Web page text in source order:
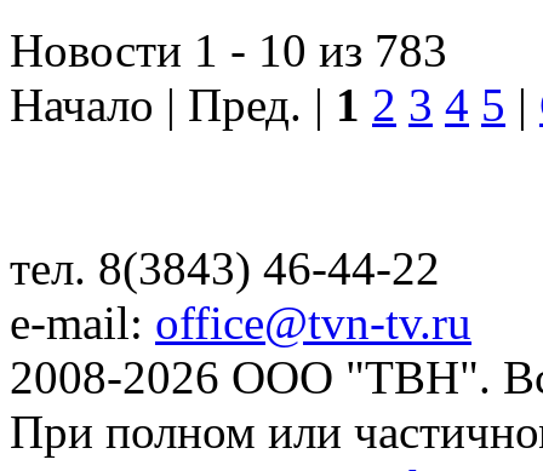
Новости 1 - 10 из 783
Начало | Пред. | 1 2 3 4 5 |
тел. 8(3843) 46-44-22
e-mail: office@tvn-tv.ru
2008-2026 ООО "ТВН".
При полном или